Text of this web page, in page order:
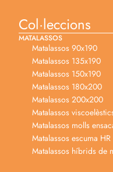
Col·leccions
MATALASSOS
Matalassos 90x190
Matalassos 135x190
Matalassos 150x190
Matalassos 180x200
Matalassos 200x200
Matalassos
Matalassos molls
Matalassos escuma HR
Matalassos híbrids de